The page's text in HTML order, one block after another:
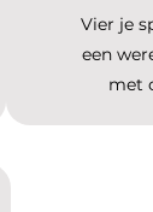
Vier je
een
met